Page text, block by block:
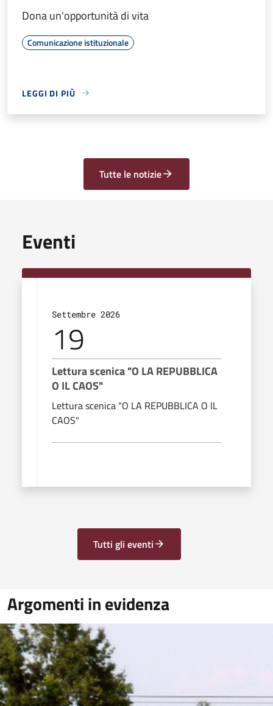
Dona un'opportunità di vita
Comunicazione istituzionale
LEGGI DI PIÙ
Tutte le notizie
Eventi
Settembre 2026
19
Lettura scenica "O LA REPUBBLICA
O IL CAOS"
Lettura scenica "O LA REPUBBLICA O IL
CAOS"
Tutti gli eventi
Argomenti in evidenza